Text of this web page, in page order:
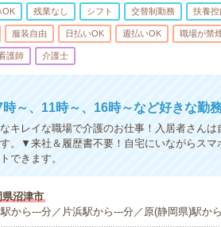
OK 残業なし シフト 交替制勤務 扶養控
服装自由 日払いOK 週払いOK 職場が禁
護師 介護士
～、11時～、16時～など好きな勤
キレイな職場で介護のお仕事！入居者さん
。▼来社＆履歴書不要！自宅にいながらス
できます。
沼津市
から---分／片浜駅から---分／原(静岡県)駅か